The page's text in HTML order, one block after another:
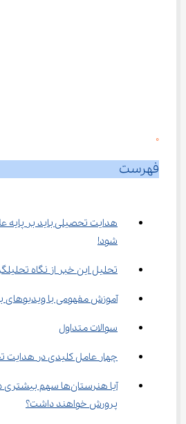
0
فهرست
هدایت تحصیلی باید بر پایه
شود!
تحلیل این خبر از نگاه
آموزش مفهومی با ویدیوهای
سوالات متداول
چهار عامل کلیدی در هدایت تحصیلی
پرورش خواهند داشت؟